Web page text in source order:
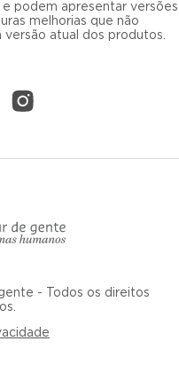
podem apresentar versões
melhorias que não
atual dos produtos.
- Todos os direitos